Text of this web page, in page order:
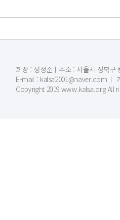
회장 : 성정준ㅣ주소 : 서울시 성북구
E-mail : kalsa2001@naver.com ㅣ
Copyright 2019 www.kalsa.org All